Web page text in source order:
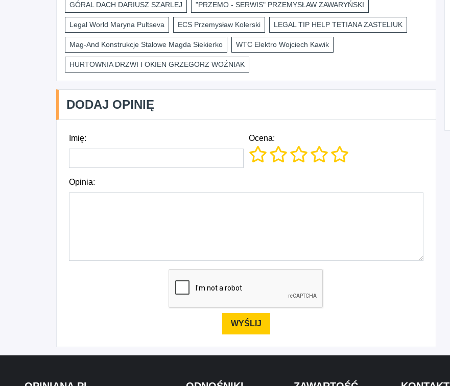
GÓRAL DACH DARIUSZ SZARLEJ "PRZEMO - SERWIS" PRZEMYSŁAW ZAWARYŃSKI
Legal World Maryna Pultseva ECS Przemysław Kolerski LEGAL TIP HELP TETIANA ZASTELIUK
Mag-And Konstrukcje Stalowe Magda Siekierko WTC Elektro Wojciech Kawik
HURTOWNIA DRZWI I OKIEN GRZEGORZ WOŹNIAK
DODAJ OPINIĘ
Imię: Ocena:
Opinia: